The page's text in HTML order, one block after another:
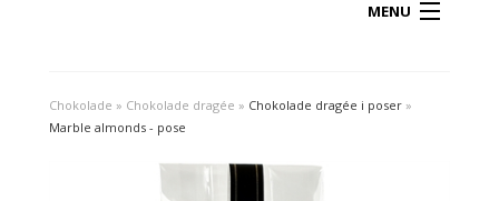
MENU
Chokolade » Chokolade dragée » Chokolade dragée i poser »
Marble almonds - pose